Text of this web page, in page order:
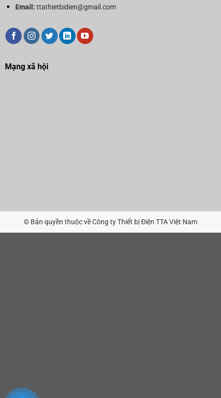
Email: ttathietbidien@gmail.com
Mạng xã hội
© Bản quyền thuộc về Công ty Thiết bị Điện TTA Việt Nam